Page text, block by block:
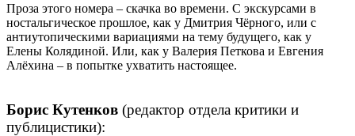
Проза этого номера – скачка во времени. С экскурсами в
ностальгическое прошлое, как у Дмитрия Чёрного, или с
антиутопическими вариациями на тему будущего, как у
Елены Колядиной. Или, как у Валерия Петкова и Евгения
Алёхина – в попытке ухватить настоящее.
Борис Кутенков (редактор отдела критики и
публицистики):